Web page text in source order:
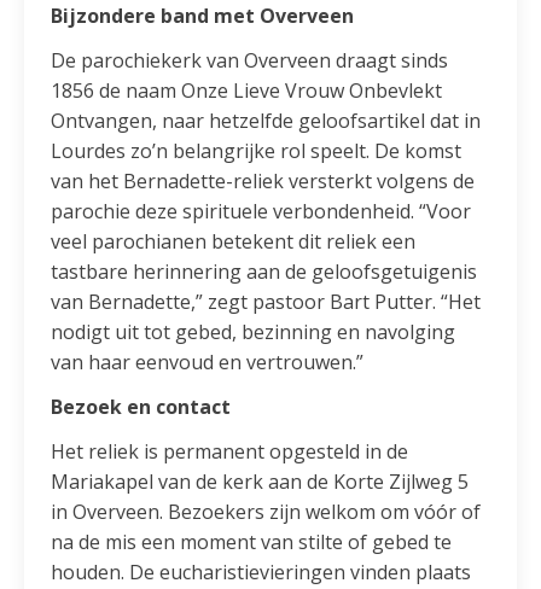
Bijzondere band met Overveen
De parochiekerk van Overveen draagt sinds
1856 de naam Onze Lieve Vrouw Onbevlekt
Ontvangen, naar hetzelfde geloofsartikel dat in
Lourdes zo’n belangrijke rol speelt. De komst
van het Bernadette-reliek versterkt volgens de
parochie deze spirituele verbondenheid. “Voor
veel parochianen betekent dit reliek een
tastbare herinnering aan de geloofsgetuigenis
van Bernadette,” zegt pastoor Bart Putter. “Het
nodigt uit tot gebed, bezinning en navolging
van haar eenvoud en vertrouwen.”
Bezoek en contact
Het reliek is permanent opgesteld in de
Mariakapel van de kerk aan de Korte Zijlweg 5
in Overveen. Bezoekers zijn welkom om vóór of
na de mis een moment van stilte of gebed te
houden. De eucharistievieringen vinden plaats